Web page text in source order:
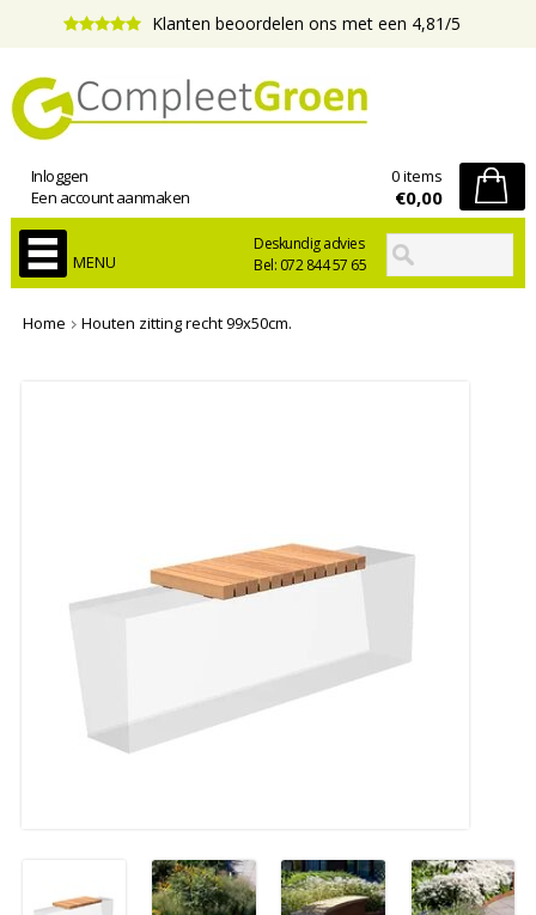
Klanten beoordelen ons met een 4,81/5
Deskundig advies
Bel: 072 844 57 65
Inloggen
Een account aanmaken
0 items
€0,00
MENU
Home Houten zitting recht 99x50cm.